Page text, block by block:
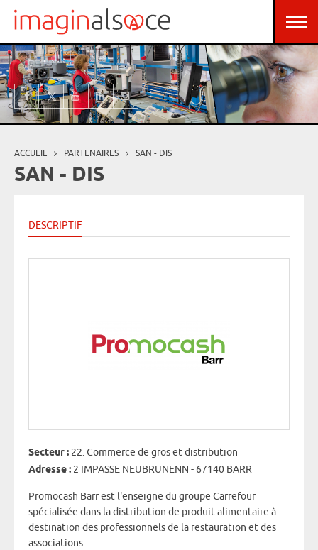
Aller au contenu principal
Vous êtes ici
ACCUEIL PARTENAIRES SAN - DIS
SAN - DIS
DESCRIPTIF
Secteur : 22. Commerce de gros et distribution
Adresse : 2 IMPASSE NEUBRUNENN - 67140 BARR
Promocash Barr est l'enseigne du groupe Carrefour
spécialisée dans la distribution de produit alimentaire à
destination des professionnels de la restauration et des
associations.
Panneau de gestion des cookies